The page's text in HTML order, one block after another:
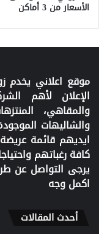
الأسعار من 3 أماكن
موقع اعلاني
الإعلان لأهم
والمقاهي،
والشاليهات
ايديهم قائمة
كافة رغباتهم
يرجى التواصل عن
اكمل وجه
أحدث المقالات